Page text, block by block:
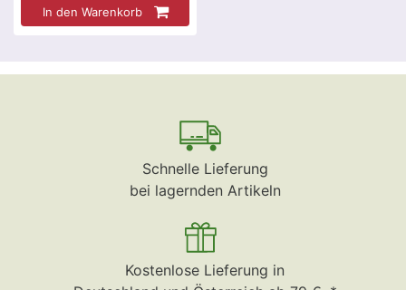
In den Warenkorb
Schnelle Lieferung
bei lagernden Artikeln
Kostenlose Lieferung in